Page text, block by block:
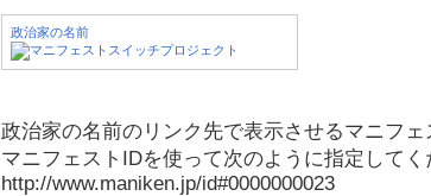
政治家の名前
政治家の名前のリンク先で表示させるマニフェ
マニフェストIDを使って次のように指定してく
http://www.maniken.jp/id#0000000023